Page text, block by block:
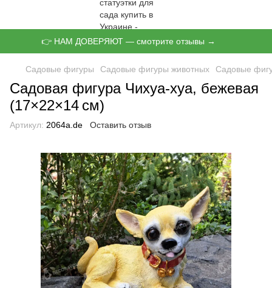
👉 НАМ ДОВЕРЯЮТ — смотрите отзывы →
Садовые фигуры Садовые фигуры животных Садовые
Садовая фигура Чихуа-хуа, бежевая
(17×22×14 см)
Артикул: 2064а.de Оставить отзыв